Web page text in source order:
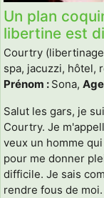
Un plan
libertine est
Courtry
spa, jacuzzi, hôtel,
Prénom : Sona,
Salut les gars, je
Courtry. Je
veux un homme
pour me donner
difficile. Je sais
rendre fous de